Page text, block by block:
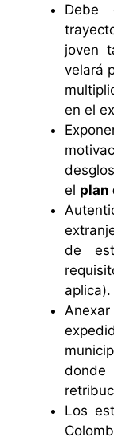
Debe
joven
velará
en el
el plan
de
aplica).
donde
Los